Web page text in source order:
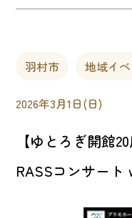
羽村市 地域イ
2026年3月1日(日)
【ゆとろぎ開館
RASSコンサー